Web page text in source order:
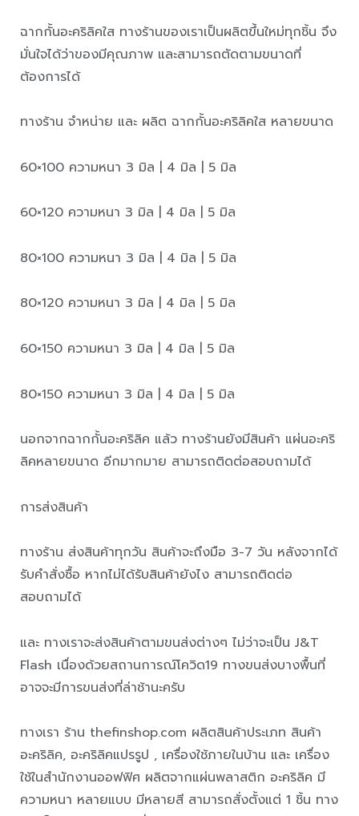
ฉากกั้นอะคริลิคใส ทางร้านของเราเป็นผลิตขึ้นใหม่ทุกชิ้น จึง
มั่นใจได้ว่าของมีคุณภาพ และสามารถตัดตามขนาดที่
ต้องการได้
ทางร้าน จำหน่าย และ ผลิต ฉากกั้นอะคริลิคใส หลายขนาด
60×100 ความหนา 3 มิล | 4 มิล | 5 มิล
60×120 ความหนา 3 มิล | 4 มิล | 5 มิล
80×100 ความหนา 3 มิล | 4 มิล | 5 มิล
80×120 ความหนา 3 มิล | 4 มิล | 5 มิล
60×150 ความหนา 3 มิล | 4 มิล | 5 มิล
80×150 ความหนา 3 มิล | 4 มิล | 5 มิล
นอกจากฉากกั้นอะคริลิค แล้ว ทางร้านยังมีสินค้า แผ่นอะคริ
ลิคหลายขนาด อีกมากมาย สามารถติดต่อสอบถามได้
การส่งสินค้า
ทางร้าน ส่งสินค้าทุกวัน สินค้าจะถึงมือ 3-7 วัน หลังจากได้
รับคำสั่งซื้อ หากไม่ได้รับสินค้ายังไง สามารถติดต่อ
สอบถามได้
และ ทางเราจะส่งสินค้าตามขนส่งต่างๆ ไม่ว่าจะเป็น J&T
Flash เนื่องด้วยสถานการณ์โควิด19 ทางขนส่งบางพื้นที่
อาจจะมีการขนส่งที่ล่าช้านะครับ
ทางเรา ร้าน thefinshop.com ผลิตสินค้าประเภท สินค้า
อะคริลิค, อะคริลิคแปรรูป , เครื่องใช้ภายในบ้าน และ เครื่อง
ใช้ในสำนักงานออฟฟิศ ผลิตจากแผ่นพลาสติก อะคริลิค มี
ความหนา หลายแบบ มีหลายสี สามารถสั่งตั้งแต่ 1 ชิ้น ทาง